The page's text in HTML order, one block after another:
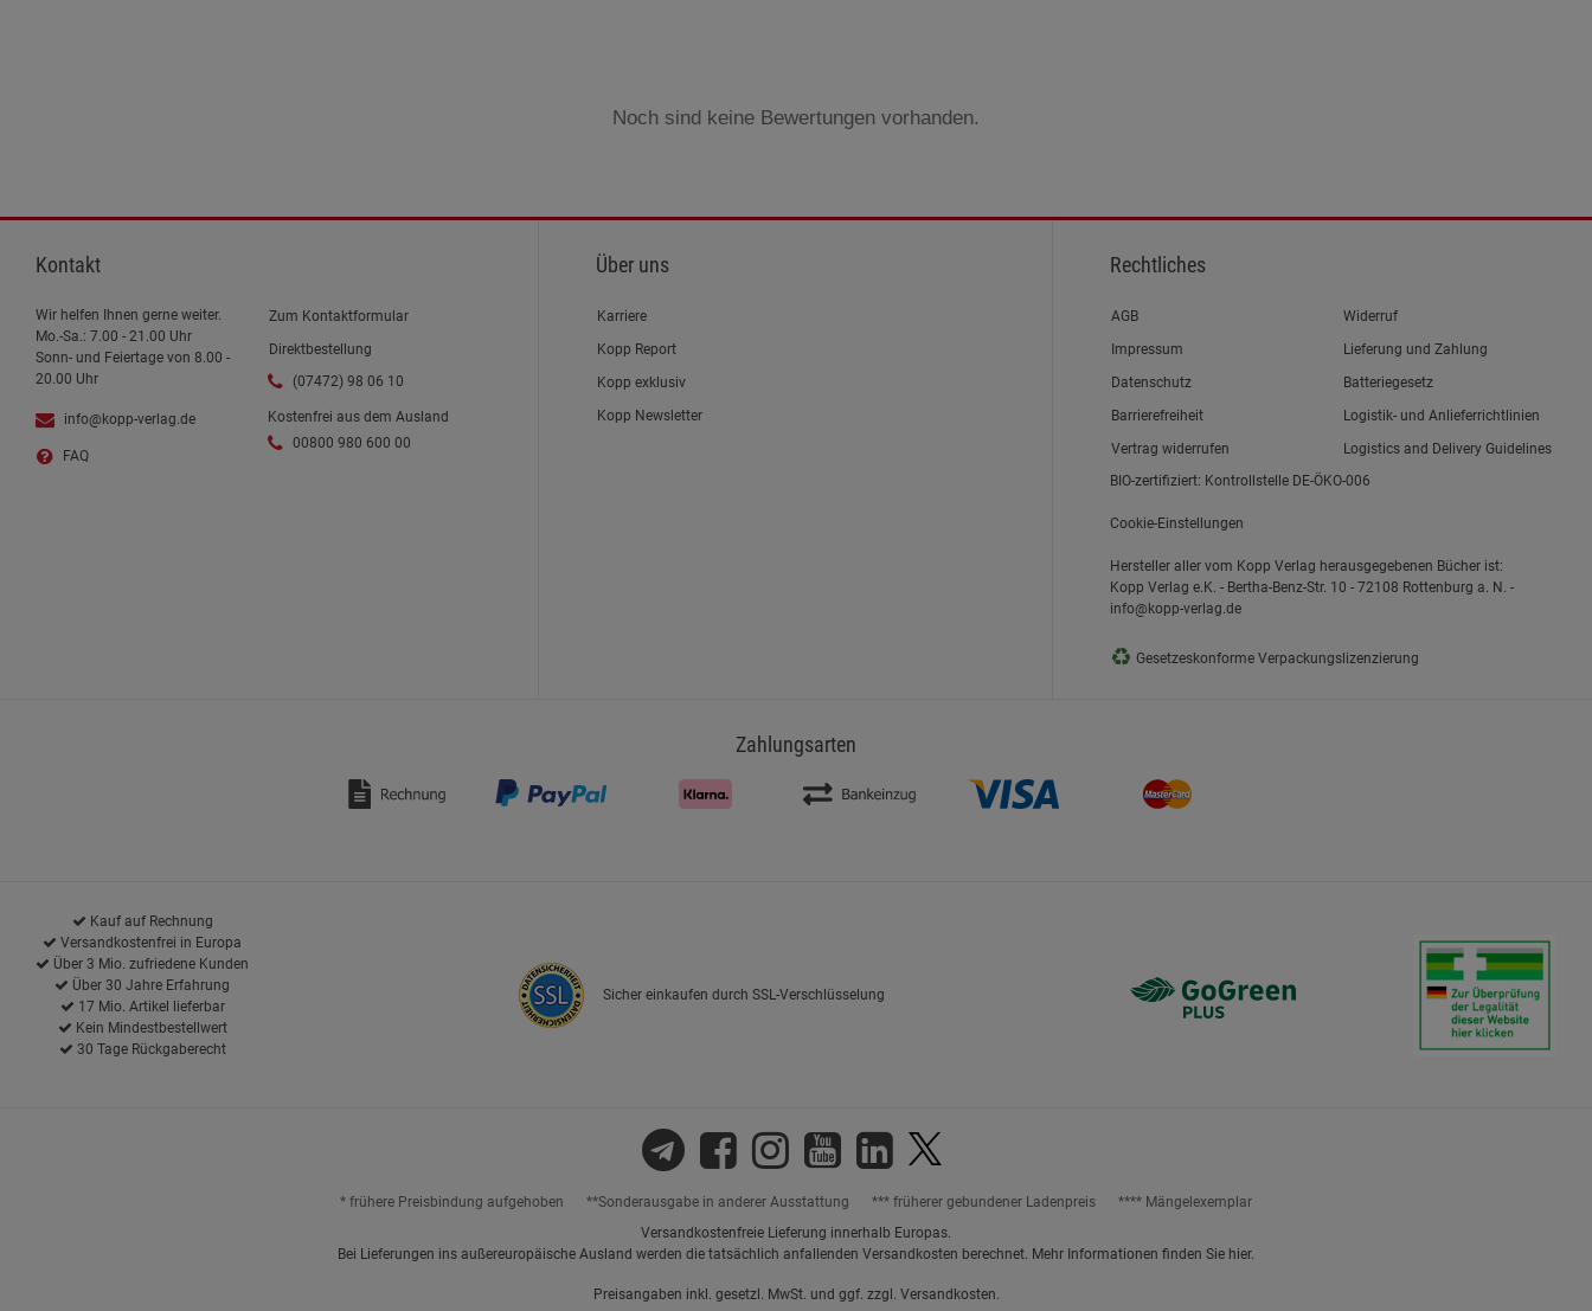
Noch sind keine Bewertungen vorhanden.
Kontakt
Wir helfen Ihnen gerne weiter.
Mo.-Sa.: 7.00 - 21.00 Uhr
Sonn- und Feiertage von 8.00 -
20.00 Uhr
info@kopp-verlag.de
FAQ
Zum Kontaktformular
Direktbestellung
(07472) 98 06 10
Kostenfrei aus dem Ausland
00800 980 600 00
Über uns
Karriere
Kopp Report
Kopp exklusiv
Kopp Newsletter
Rechtliches
Link zum/zur
AGB
Link zum/zur
Impressum
Link zum/zur
Datenschutz
Link zum/zur
Barrierefreiheit
Vertrag widerrufen
Widerruf
Lieferung und Zahlung
Batteriegesetz
Logistik- und Anlieferrichtlinien
Logistics and Delivery Guidelines
BIO-zertifiziert: Kontrollstelle DE-ÖKO-006
Cookie-Einstellungen
Hersteller aller vom Kopp Verlag herausgegebenen Bücher ist:
Kopp Verlag e.K. - Bertha-Benz-Str. 10 - 72108 Rottenburg a. N. -
info@kopp-verlag.de
♻ Gesetzeskonforme Verpackungslizenzierung
Zahlungsarten
Kauf auf Rechnung
Versandkostenfrei in Europa
Über 3 Mio. zufriedene Kunden
Über 30 Jahre Erfahrung
17 Mio. Artikel lieferbar
Kein Mindestbestellwert
30 Tage Rückgaberecht
Sicher einkaufen durch SSL-Verschlüsselung
* frühere Preisbindung aufgehoben **Sonderausgabe in anderer Ausstattung *** früherer gebundener Ladenpreis
**** Mängelexemplar
Versandkostenfreie Lieferung innerhalb Europas.
Bei Lieferungen ins außereuropäische Ausland werden die tatsächlich anfallenden Versandkosten berechnet. Mehr Informationen finden Sie hier.
Preisangaben inkl. gesetzl. MwSt. und ggf. zzgl. Versandkosten.